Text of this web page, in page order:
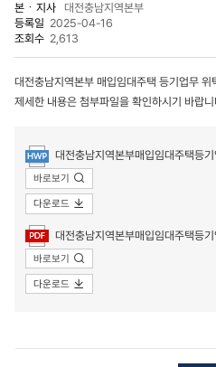
본ㆍ지사 대전충남지역본부
등록일 2025-04-16
조회수 2,613
대전충남지역본부 매입임대주택 등기업무
제세한 내용은 첨부파일을 확인하시기 바랍
첨부파일
대전충남지역본부매입임대주택등
바로보기
다운로드
대전충남지역본부매입임대주택등
바로보기
다운로드